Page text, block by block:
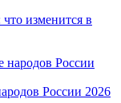
изменится в
России 2026